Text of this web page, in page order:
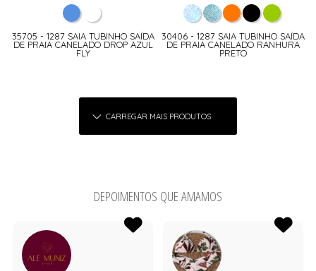
35705 - 1287 SAIA TUBINHO SAÍDA
DE PRAIA CANELADO DROP AZUL
FLY
30406 - 1287 SAIA TUBINHO SAÍDA
DE PRAIA CANELADO RANHURA
PRETO
CARREGAR MAIS PRODUTOS
DEPOIMENTOS QUE AMAMOS